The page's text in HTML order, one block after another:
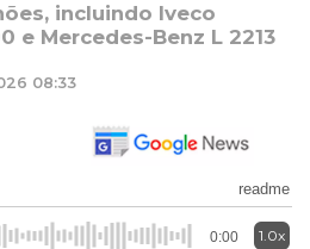
incluindo Iveco
e Mercedes-Benz L 2213
08:33
readme
0:00 1.0x